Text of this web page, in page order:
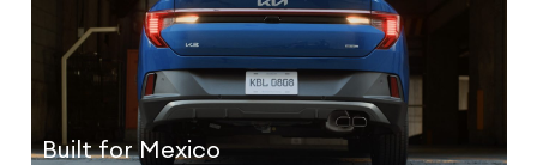
Built for Mexico